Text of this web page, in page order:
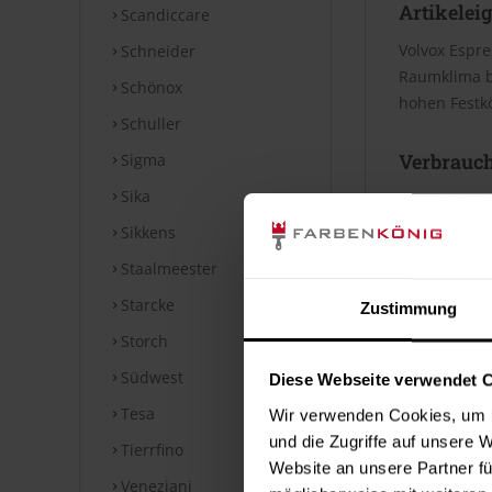
Zustimmung
Diese Webseite verwendet
Wir verwenden Cookies,
und die Zugriffe auf unsere
Website an unsere Partner
Scandiccare
Schneider
Schönox
Schuller
Sigma
Sika
Sikkens
Staalmeester
Starcke
Storch
Südwest
Tesa
Tierrfino
Veneziani
Volvox
Raumklima
hohen
Die
Bei diesen
⤓
Hinweise